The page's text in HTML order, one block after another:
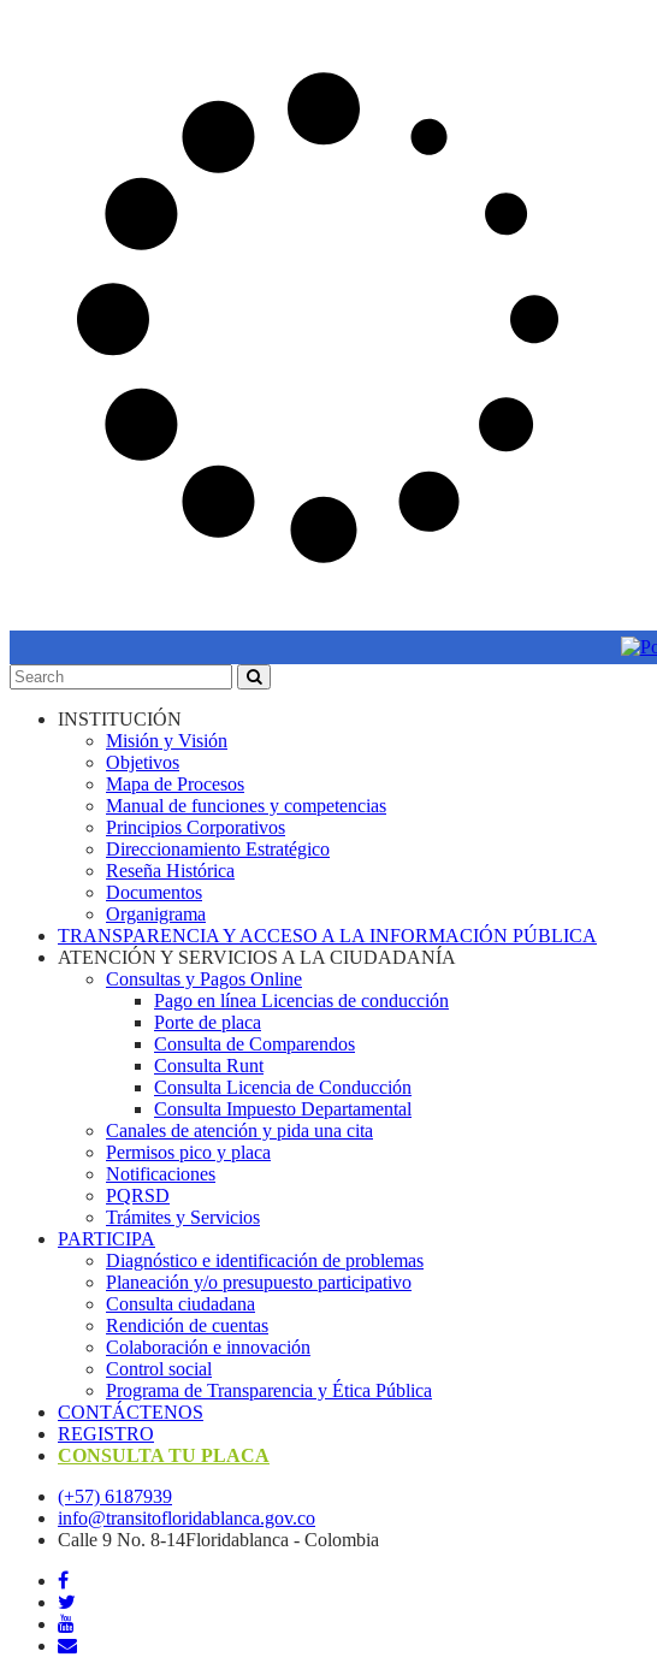
INSTITUCIÓN
Misión y Visión
Objetivos
Mapa de Procesos
Manual de funciones y competencias
Principios Corporativos
Direccionamiento Estratégico
Reseña Histórica
Documentos
Organigrama
TRANSPARENCIA Y ACCESO A LA INFORMACIÓN PÚBLICA
ATENCIÓN Y SERVICIOS A LA CIUDADANÍA
Consultas y Pagos Online
Pago en línea Licencias de conducción
Porte de placa
Consulta de Comparendos
Consulta Runt
Consulta Licencia de Conducción
Consulta Impuesto Departamental
Canales de atención y pida una cita
Permisos pico y placa
Notificaciones
PQRSD
Trámites y Servicios
PARTICIPA
Diagnóstico e identificación de problemas
Planeación y/o presupuesto participativo​
Consulta ciudadana
Rendición de cuentas
Colaboración e innovación
Control social
Programa de Transparencia y Ética Pública
CONTÁCTENOS
REGISTRO
CONSULTA TU PLACA
(+57) 6187939
info@transitofloridablanca.gov.co
Calle 9 No. 8-14Floridablanca - Colombia